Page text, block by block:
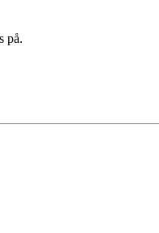
på.